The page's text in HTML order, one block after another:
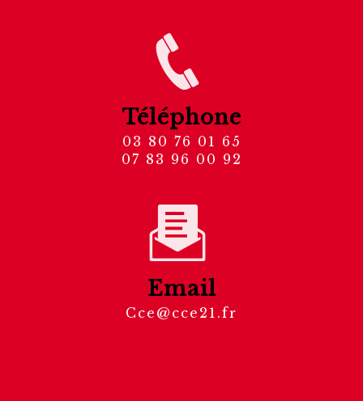
Téléphone
03 80 76 01 65
07 83 96 00 92
Email
cce@cce21.fr